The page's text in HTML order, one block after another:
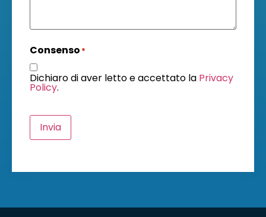
Consenso *
Dichiaro di aver letto e accettato la Privacy
Policy.
Invia